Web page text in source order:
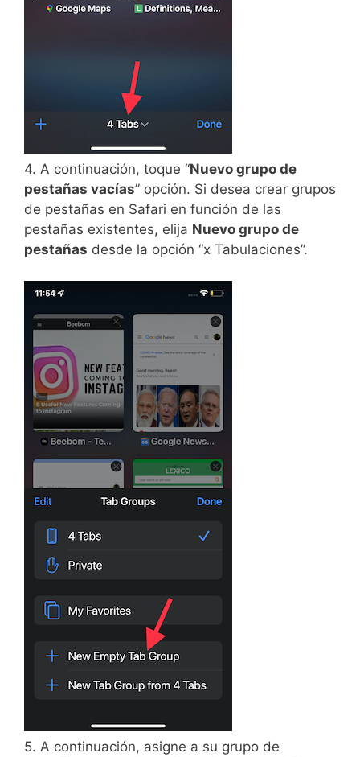
4. A continuación, toque “Nuevo grupo de
pestañas vacías” opción. Si desea crear grupos
de pestañas en Safari en función de las
pestañas existentes, elija Nuevo grupo de
pestañas desde la opción “x Tabulaciones”.
5. A continuación, asigne a su grupo de